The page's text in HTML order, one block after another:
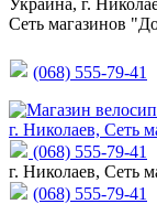
Украина, г.
Сеть магазинов
(068) 555-79-41
г. Николаев, Сеть
(068) 555-79-41
г. Николаев, Сеть
(068) 555-79-41